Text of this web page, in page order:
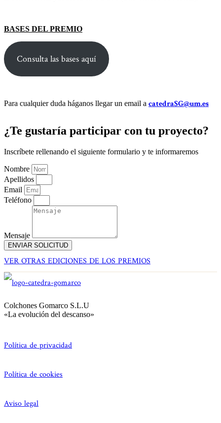
BASES DEL PREMIO
Consulta las bases aquí
Para cualquier duda háganos llegar un email a catedraSG@um.es
¿Te gustaría participar con tu proyecto?
Inscríbete rellenando el siguiente formulario y te informaremos
Nombre
Apellidos
Email
Teléfono
Mensaje
ENVIAR SOLICITUD
VER OTRAS EDICIONES DE LOS PREMIOS
Colchones Gomarco S.L.U
«La evolución del descanso»
Política de privacidad
Política de cookies
Aviso legal